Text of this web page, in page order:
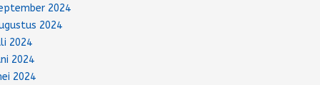
2024
2024
2024
2024
2024